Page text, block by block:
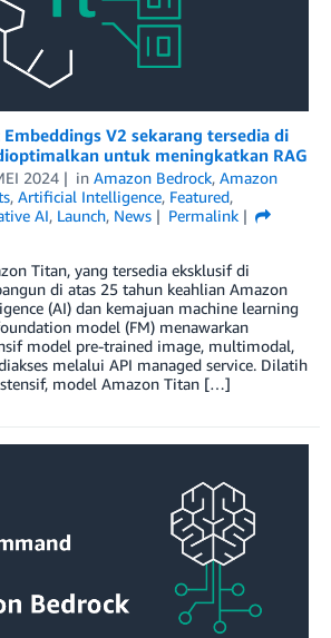
V2 sekarang tersedia di
untuk meningkatkan RAG
2024 in Amazon Bedrock, Amazon
, Artificial Intelligence, Featured,
AI, Launch, News
Permalink
Titan, yang tersedia eksklusif di
di atas 25 tahun keahlian Amazon
(AI) dan kemajuan machine learning
model (FM) menawarkan
model pre-trained image, multimodal,
melalui API managed service. Dilatih
model Amazon Titan […]